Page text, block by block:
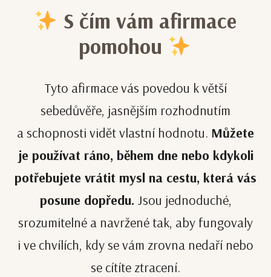
️ ️S čím vám afirmace
pomohou
Tyto afirmace vás povedou k větší
sebedůvěře, jasnějším rozhodnutím
a schopnosti vidět vlastní hodnotu. Můžete
je používat ráno, během dne nebo kdykoli
potřebujete vrátit mysl na cestu, která vás
posune dopředu. Jsou jednoduché,
srozumitelné a navržené tak, aby fungovaly
i ve chvílích, kdy se vám zrovna nedaří nebo
se cítíte ztracení.